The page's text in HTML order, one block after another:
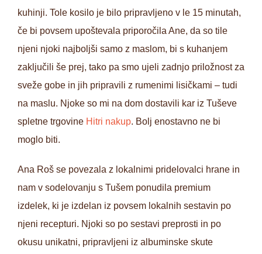
kuhinji. Tole kosilo je bilo pripravljeno v le 15 minutah,
če bi povsem upoštevala priporočila Ane, da so tile
njeni njoki najboljši samo z maslom, bi s kuhanjem
zaključili še prej, tako pa smo ujeli zadnjo priložnost za
sveže gobe in jih pripravili z rumenimi lisičkami – tudi
na maslu. Njoke so mi na dom dostavili kar iz Tuševe
spletne trgovine Hitri nakup. Bolj enostavno ne bi
moglo biti.
Ana Roš se povezala z lokalnimi pridelovalci hrane in
nam v sodelovanju s Tušem ponudila premium
izdelek, ki je izdelan iz povsem lokalnih sestavin po
njeni recepturi. Njoki so po sestavi preprosti in po
okusu unikatni, pripravljeni iz albuminske skute